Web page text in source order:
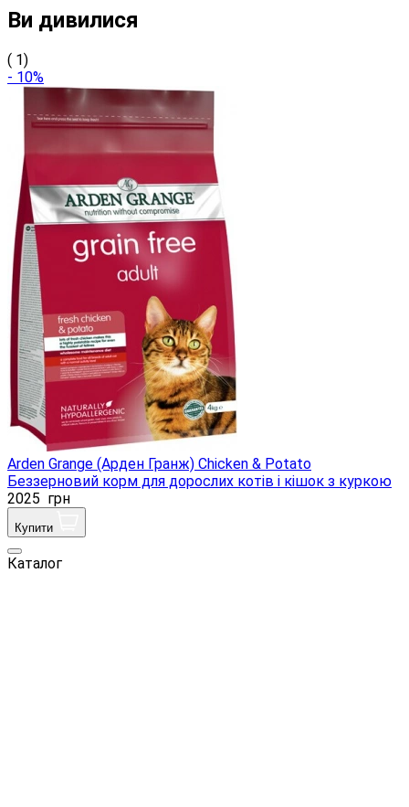
Ви дивилися
( 1)
- 10%
Arden Grange (Арден Гранж) Chicken & Potato
Беззерновий корм для дорослих котів і кішок з куркою
2025 грн
Купити
Каталог